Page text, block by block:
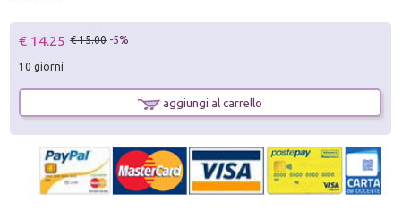
€ 14.25 € 15.00 -5%
10 giorni
aggiungi al carrello